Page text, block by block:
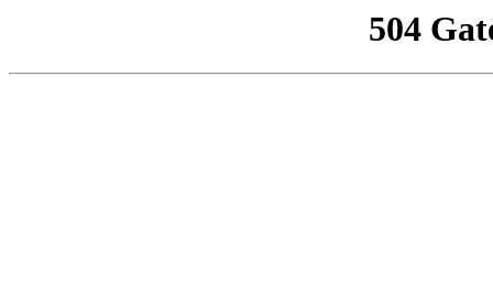
504